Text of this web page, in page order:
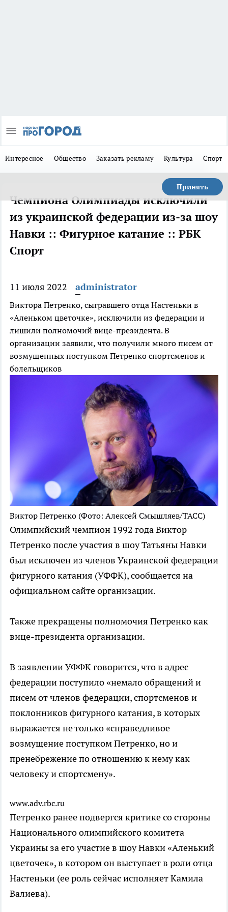
Интересное Общество Заказать рекламу Культура Спорт
Принять
Чемпиона Олимпиады исключили
из украинской федерации из-за шоу
Навки :: Фигурное катание :: РБК
Спорт
11 июля 2022 administrator
Виктора Петренко, сыгравшего отца Настеньки в
«Аленьком цветочке», исключили из федерации и
лишили полномочий вице-президента. В
организации заявили, что получили много писем от
возмущенных поступком Петренко спортсменов и
болельщиков
Виктор Петренко (Фото: Алексей Смышляев/ТАСС)
Олимпийский чемпион 1992 года Виктор
Петренко после участия в шоу Татьяны Навки
был исключен из членов Украинской федерации
фигурного катания (УФФК), сообщается на
официальном сайте организации.
Также прекращены полномочия Петренко как
вице-президента организации.
В заявлении УФФК говорится, что в адрес
федерации поступило «немало обращений и
писем от членов федерации, спортсменов и
поклонников фигурного катания, в которых
выражается не только «справедливое
возмущение поступком Петренко, но и
пренебрежение по отношению к нему как
человеку и спортсмену».
www.adv.rbc.ru
Петренко ранее подвергся критике со стороны
Национального олимпийского комитета
Украины за его участие в шоу Навки «Аленький
цветочек», в котором он выступает в роли отца
Настеньки (ее роль сейчас исполняет Камила
Валиева).